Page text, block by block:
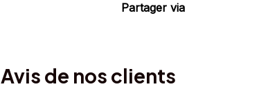
Partager via
Avis de nos clients